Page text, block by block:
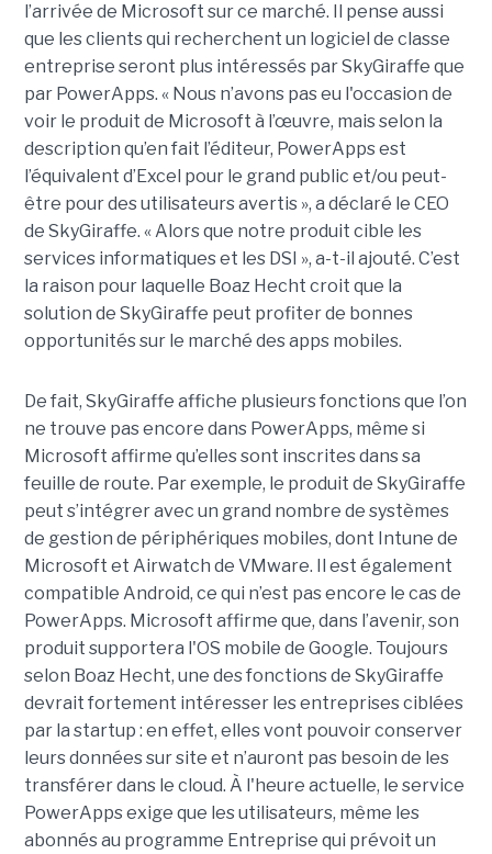
l’arrivée de Microsoft sur ce marché. Il pense aussi
que les clients qui recherchent un logiciel de classe
entreprise seront plus intéressés par SkyGiraffe que
par PowerApps. « Nous n’avons pas eu l'occasion de
voir le produit de Microsoft à l’œuvre, mais selon la
description qu’en fait l’éditeur, PowerApps est
l’équivalent d’Excel pour le grand public et/ou peut-
être pour des utilisateurs avertis », a déclaré le CEO
de SkyGiraffe. « Alors que notre produit cible les
services informatiques et les DSI », a-t-il ajouté. C’est
la raison pour laquelle Boaz Hecht croit que la
solution de SkyGiraffe peut profiter de bonnes
opportunités sur le marché des apps mobiles.
De fait, SkyGiraffe affiche plusieurs fonctions que l’on
ne trouve pas encore dans PowerApps, même si
Microsoft affirme qu’elles sont inscrites dans sa
feuille de route. Par exemple, le produit de SkyGiraffe
peut s’intégrer avec un grand nombre de systèmes
de gestion de périphériques mobiles, dont Intune de
Microsoft et Airwatch de VMware. Il est également
compatible Android, ce qui n’est pas encore le cas de
PowerApps. Microsoft affirme que, dans l’avenir, son
produit supportera l'OS mobile de Google. Toujours
selon Boaz Hecht, une des fonctions de SkyGiraffe
devrait fortement intéresser les entreprises ciblées
par la startup : en effet, elles vont pouvoir conserver
leurs données sur site et n’auront pas besoin de les
transférer dans le cloud. À l'heure actuelle, le service
PowerApps exige que les utilisateurs, même les
abonnés au programme Entreprise qui prévoit un